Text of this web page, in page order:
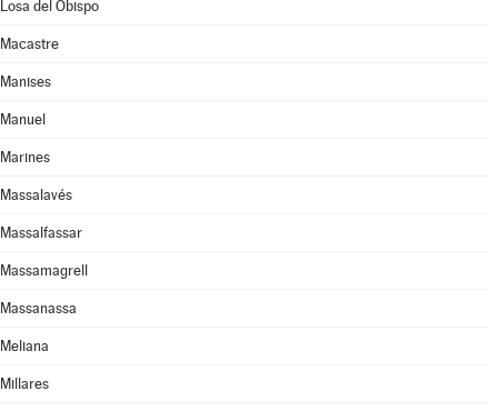
Losa del Obispo
Macastre
Manises
Manuel
Marines
Massalavés
Massalfassar
Massamagrell
Massanassa
Meliana
Millares